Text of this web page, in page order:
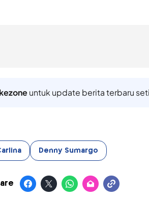
untuk update berita terbaru
Denny Sumargo